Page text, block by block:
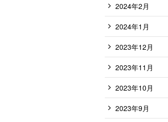
2024年2月
2024年1月
2023年12月
2023年11月
2023年10月
2023年9月